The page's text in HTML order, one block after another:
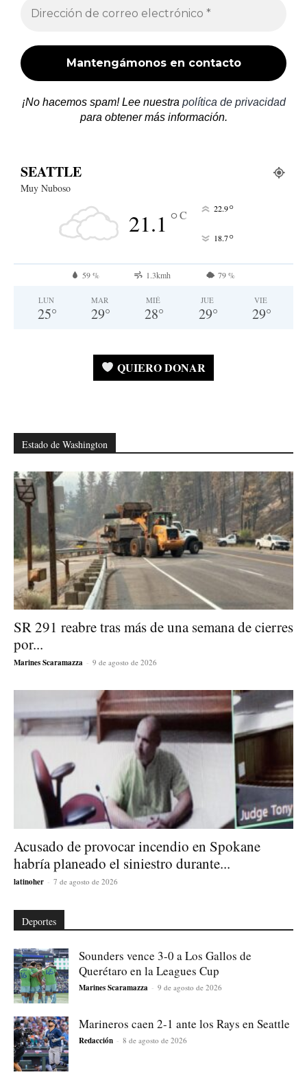
¡No hacemos spam! Lee nuestra política de privacidad
para obtener más información.
SEATTLE
Muy Nuboso
21.1 °C 22.9°
18.7°
59 % 1.3kmh 79 %
LUN
25°
MAR
29°
MIÉ
28°
JUE
29°
VIE
29°
QUIERO DONAR
Estado de Washington
SR 291 reabre tras más de una semana de cierres
por...
Marines Scaramazza - 9 de agosto de 2026
Acusado de provocar incendio en Spokane
habría planeado el siniestro durante...
latinoher - 7 de agosto de 2026
Deportes
Sounders vence 3-0 a Los Gallos de
Querétaro en la Leagues Cup
Marines Scaramazza - 9 de agosto de 2026
Marineros caen 2-1 ante los Rays en Seattle
Redacción - 8 de agosto de 2026